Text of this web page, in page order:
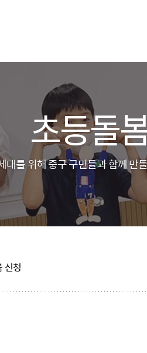
초등돌
대를 위해 중구 구민들과 함께 만
신청